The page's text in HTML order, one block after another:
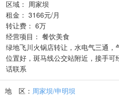
区域： 周家坝
租金： 3166元/月
转让费： 6万
经营项目： 餐饮美食
绿地飞川火锅店转让，水电气三通，
位置好，斑马线公交站附近，接手
话联系
地 区： 周家坝/申明坝